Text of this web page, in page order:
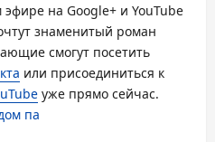
на Google+ и YouTube
знаменитый роман
смогут посетить
или присоединиться к
уже прямо сейчас.